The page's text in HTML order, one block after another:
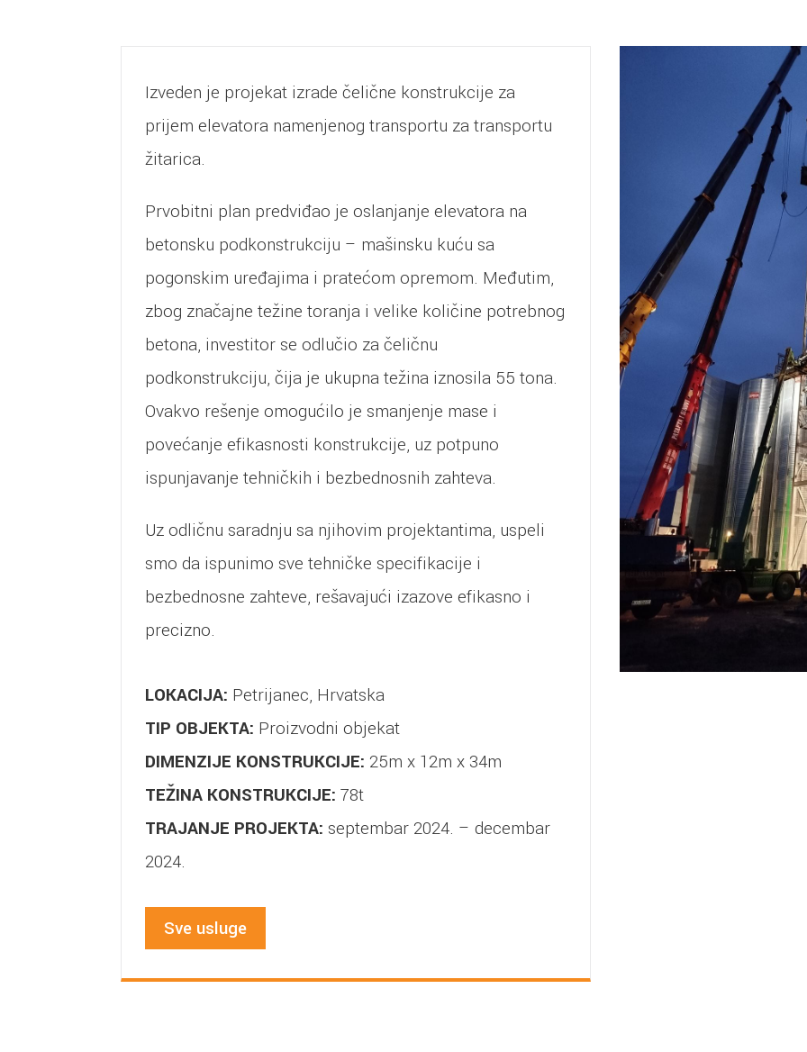
Izveden je projekat izrade čelične konstrukcije za
prijem elevatora namenjenog transportu za transportu
žitarica.
Prvobitni plan predviđao je oslanjanje elevatora na
betonsku podkonstrukciju – mašinsku kuću sa
pogonskim uređajima i pratećom opremom. Međutim,
zbog značajne težine toranja i velike količine potrebnog
betona, investitor se odlučio za čeličnu
podkonstrukciju, čija je ukupna težina iznosila 55 tona.
Ovakvo rešenje omogućilo je smanjenje mase i
povećanje efikasnosti konstrukcije, uz potpuno
ispunjavanje tehničkih i bezbednosnih zahteva.
Uz odličnu saradnju sa njihovim projektantima, uspeli
smo da ispunimo sve tehničke specifikacije i
bezbednosne zahteve, rešavajući izazove efikasno i
precizno.
LOKACIJA: Petrijanec, Hrvatska
TIP OBJEKTA: Proizvodni objekat
DIMENZIJE KONSTRUKCIJE: 25m x 12m x 34m
TEŽINA KONSTRUKCIJE: 78t
TRAJANJE PROJEKTA: septembar 2024. – decembar
2024.
Sve usluge